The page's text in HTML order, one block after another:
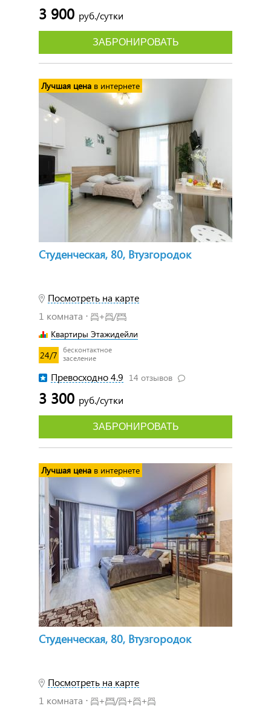
3 900 руб./сутки
ЗАБРОНИРОВАТЬ
Студенческая, 80, Втузгородок
Посмотреть на карте
1 комната ⋅
+ /
Квартиры Этажидейли
24/7
бесконтактное
заселение
Превосходно 4.9 14 отзывов
3 300 руб./сутки
Лучшая цена в интернете
ЗАБРОНИРОВАТЬ
Студенческая, 80, Втузгородок
Посмотреть на карте
1 комната ⋅
+ / + +
Лучшая цена в интернете